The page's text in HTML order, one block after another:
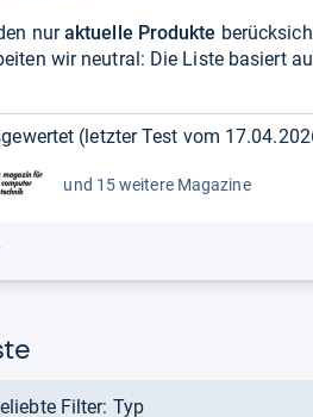
nuraktuelle Produkte
wir neutral: Die Liste basiert
(letzter Test vom
und 15 weitere Magazine
Filter: Typ